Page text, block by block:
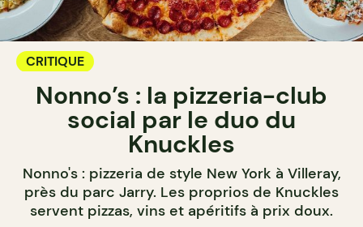
CRITIQUE
Nonno’s : la pizzeria-club
social par le duo du
Knuckles
Nonno's : pizzeria de style New York à Villeray,
près du parc Jarry. Les proprios de Knuckles
servent pizzas, vins et apéritifs à prix doux.